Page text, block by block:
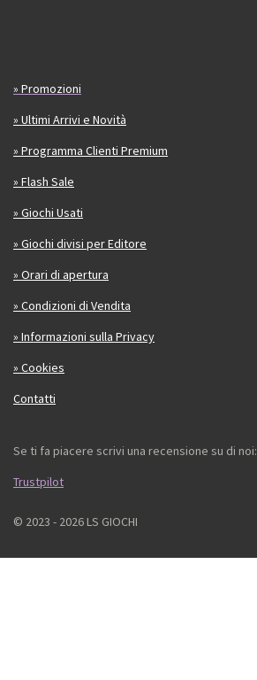
» Promozioni
» Ultimi Arrivi e Novità
» Programma Clienti Premium
» Flash Sale
» Giochi Usati
» Giochi divisi per Editore
» Orari di apertura
» Condizioni di Vendita
» Informazioni sulla Privacy
» Cookies
Contatti
Se ti fa piacere scrivi una recensione su di noi:
Trustpilot
© 2023 - 2026 LS GIOCHI